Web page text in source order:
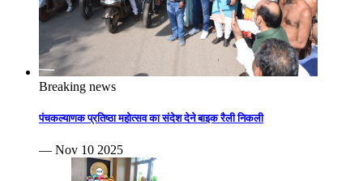
Breaking news
पंचकल्याणक प्रतिष्ठा महोत्सव का संदेश देने बाइक रैली निकली
— Nov 10 2025